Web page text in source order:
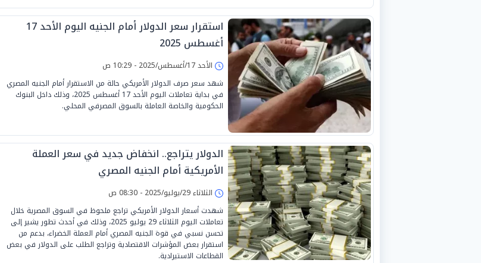
استقرار سعر الدولار أمام الجنيه اليوم الأحد 17
أغسطس 2025
الأحد 17/أغسطس/2025 - 10:29 ص
شهد سعر صرف الدولار الأمريكي حالة من الاستقرار أمام الجنيه المصري
في بداية تعاملات اليوم الأحد 17 أغسطس 2025، وذلك داخل البنوك
الحكومية والخاصة العاملة بالسوق المصرفي المحلي.
الدولار يتراجع.. انخفاض جديد في سعر العملة
الأمريكية أمام الجنيه المصري
الثلاثاء 29/يوليو/2025 - 08:30 ص
شهدت أسعار الدولار الأمريكي تراجع ملحوظ في السوق المصرية خلال
تعاملات اليوم الثلاثاء 29 يوليو 2025، وذلك في أحدث تطور يشير إلى
تحسن نسبي في قوة الجنيه المصري أمام العملة الخضراء، بدعم من
استقرار بعض المؤشرات الاقتصادية وتراجع الطلب على الدولار في بعض
القطاعات الاستيرادية.